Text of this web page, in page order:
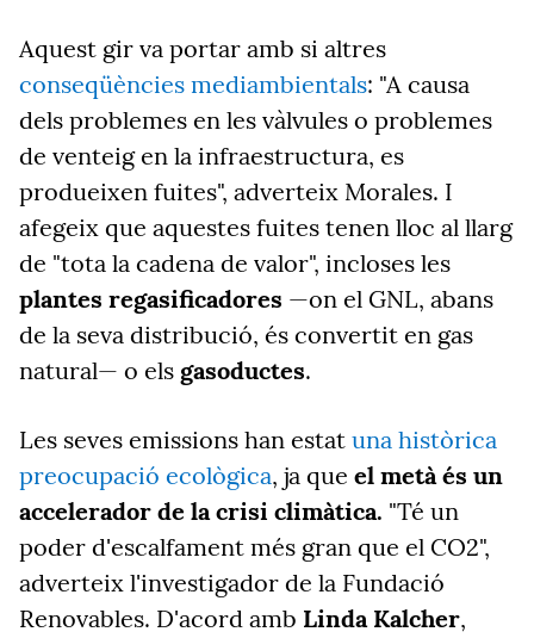
Aquest gir va portar amb si altres
conseqüències mediambientals: "A causa
dels problemes en les vàlvules o problemes
de venteig en la infraestructura, es
produeixen fuites", adverteix Morales. I
afegeix que aquestes fuites tenen lloc al llarg
de "tota la cadena de valor", incloses les
plantes regasificadores —on el GNL, abans
de la seva distribució, és convertit en gas
natural— o els gasoductes.
Les seves emissions han estat una històrica
preocupació ecològica, ja que el metà és un
accelerador de la crisi climàtica. "Té un
poder d'escalfament més gran que el CO2",
adverteix l'investigador de la Fundació
Renovables. D'acord amb Linda Kalcher,